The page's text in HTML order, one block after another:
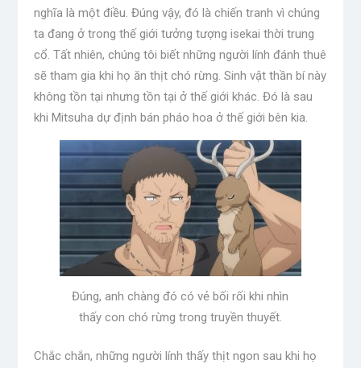
nghĩa là một điều. Đúng vậy, đó là chiến tranh vì chúng
ta đang ở trong thế giới tưởng tượng isekai thời trung
cổ. Tất nhiên, chúng tôi biết những người lính đánh thuê
sẽ tham gia khi họ ăn thịt chó rừng. Sinh vật thần bí này
không tồn tại nhưng tồn tại ở thế giới khác. Đó là sau
khi Mitsuha dự định bán pháo hoa ở thế giới bên kia.
Đúng, anh chàng đó có vẻ bối rối khi nhìn
thấy con chó rừng trong truyền thuyết.
Chắc chắn, những người lính thấy thịt ngon sau khi họ